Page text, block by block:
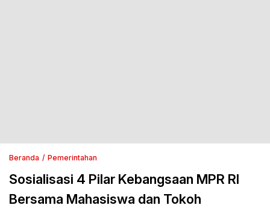
Beranda Pemerintahan
Sosialisasi 4 Pilar Kebangsaan MPR RI
Bersama Mahasiswa dan Tokoh